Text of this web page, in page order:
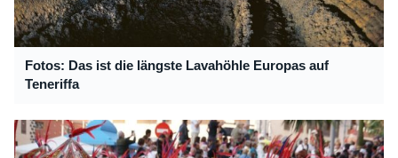
Fotos: Das ist die längste Lavahöhle Europas auf
Teneriffa